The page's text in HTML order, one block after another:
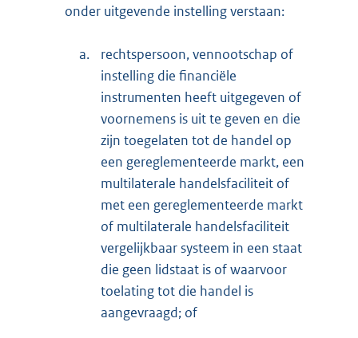
onder uitgevende instelling verstaan:
a.
rechtspersoon, vennootschap of
instelling die financiële
instrumenten heeft uitgegeven of
voornemens is uit te geven en die
zijn toegelaten tot de handel op
een gereglementeerde markt, een
multilaterale handelsfaciliteit of
met een gereglementeerde markt
of multilaterale handelsfaciliteit
vergelijkbaar systeem in een staat
die geen lidstaat is of waarvoor
toelating tot die handel is
aangevraagd; of